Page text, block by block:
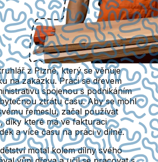
z Plzně, který se věnuje
na zakázku. Práci se dřevem
spojenou s podnikáním
ztrátu času. Aby se mohl
řemeslu, začal používat
díky které má ve fakturaci
a více času na práci v dílně.
motal kolem dílny svého